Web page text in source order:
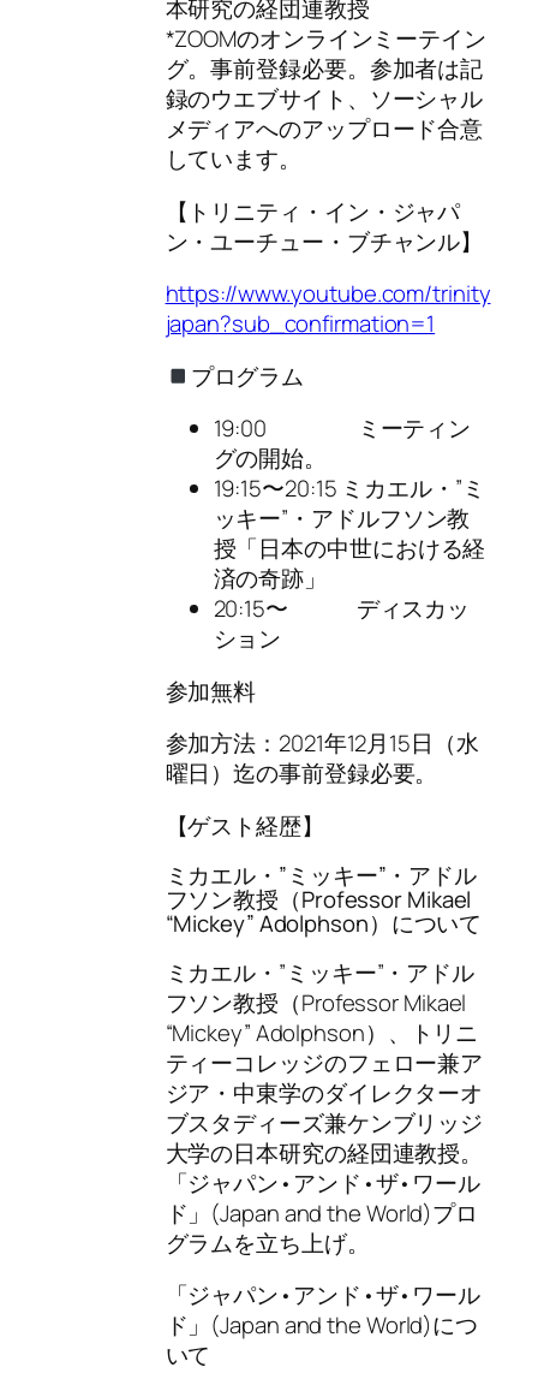
本研究の経団連教授
*ZOOMのオンラインミーテイン
グ。事前登録必要。参加者は記
録のウエブサイト、ソーシャル
メディアへのアップロード合意
しています。
【トリニティ・イン・ジャパ
ン・ユーチュー・ブチャンル】
https://www.youtube.com/trinity
japan?sub_confirmation=1
プログラム
19:00 ミーティン
グの開始。
19:15〜20:15 ミカエル・”ミ
ッキー”・アドルフソン教
授「日本の中世における経
済の奇跡」
20:15〜 ディスカッ
ション
参加無料
参加方法：2021年12月15日（水
曜日）迄の事前登録必要。
【ゲスト経歴】
ミカエル・”ミッキー”・アドル
フソン教授（Professor Mikael
“Mickey” Adolphson） について
ミカエル・”ミッキー”・アドル
フソン教授（Professor Mikael
“Mickey” Adolphson）、トリニ
ティーコレッジのフェロー兼ア
ジア・中東学のダイレクターオ
ブスタディーズ兼ケンブリッジ
大学の日本研究の経団連教授。
「ジャパン•アンド•ザ•ワール
ド」(Japan and the World)プロ
グラムを立ち上げ。
「ジャパン•アンド•ザ•ワール
ド」(Japan and the World)につ
いて